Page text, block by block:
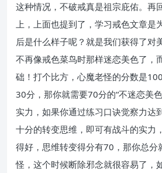
这种情况，不破戒真是祖宗庇佑。再
上，上面也提到了，学习戒色文章是
后是什么样子呢？就是我们获得了对
不再像戒色菜鸟时那样迷恋美色了，
础！打个比方，心魔老怪的分数是
30分，那你就需要70分的“不迷恋美
实力，如果你通过练习口诀觉察力达
十分的转变思维，即可有战斗的实力
得好，思维转变得分有70，那你总
怪，这个时候断除邪念就很容易了，